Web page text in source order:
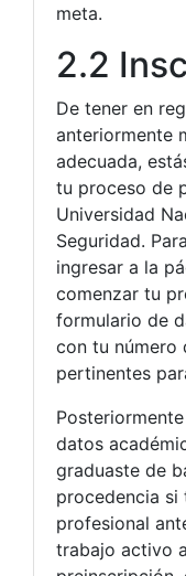
meta.
2.2
De tener en
anteriormente
adecuada,
tu proceso de
Universidad
Seguridad.
ingresar a la
comenzar tu
formulario de
con tu número
pertinentes
datos
graduaste de
procedencia si
profesional
trabajo activo